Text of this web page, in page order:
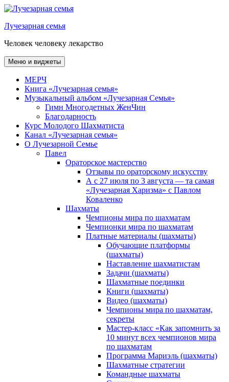
Перейти
содержимому
Лучезарная семья
Человек человеку лекарство
Меню и виджеты
МЕРЧ
Книга «Лучезарная семья»
Музыкальный альбом «Лучезарная Семья»
Гимн Многодетных ЖенЧин
Благодарность
Курс Молодого Шахматиста
Канал «Лучезарная семья»
О Лучезарной Семье
Павел
Ораторское мастерство
Отзывы по ораторскому искусству
А с 27 июля по 3 августа — та самая
«Лучезарная Харизма» с Павлом
Коваленко
Шахматы
Чемпионы мира по шахматам
Чемпионки мира по шахматам
Платные материалы (шахматы)
Обучающие платформы
(шахматы)
Наставление шахматистам
Задачи (шахматы)
Шахматные поединки
Книги (шахматы)
Видео (шахматы)
Чемпионы мира по шахматам,
секреты
Мастер-класс «Как запомнить за
10 минут всех чемпионов мира
по шахматам
Программа Мариэль (шахматы)
Шахматные стратегии
Командные шахматы